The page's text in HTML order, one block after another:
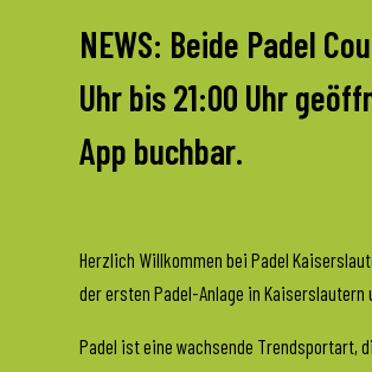
NEWS: Beide Padel
Uhr bis 21:00 Uhr
App buchbar.
Herzlich Willkommen bei Padel
der ersten Padel-Anlage in Kaiserslautern
Padel ist eine wachsende Trendsportart,